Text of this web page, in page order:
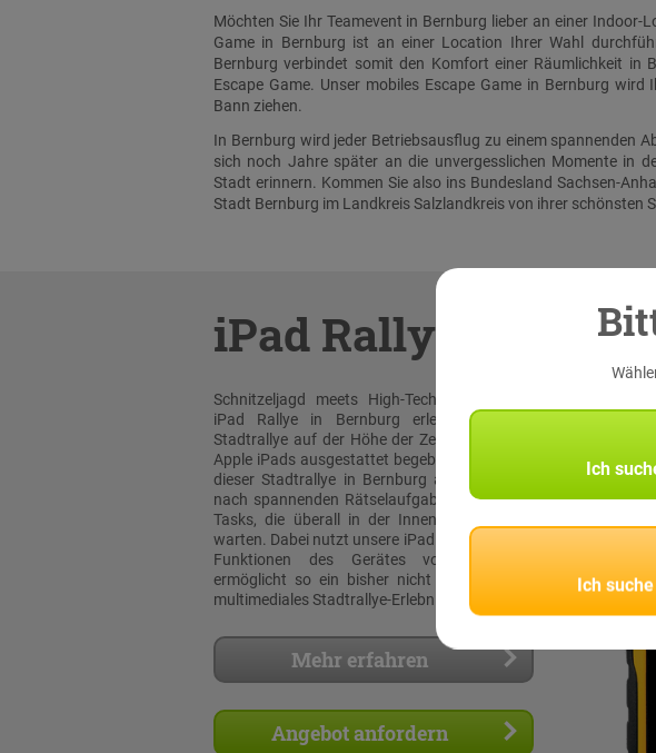
Möchten Sie Ihr Teamevent in Bernburg lieber an einer Indoor-
Game in Bernburg ist an einer Location Ihrer Wahl
Bernburg verbindet somit den Komfort einer Räumlichkeit in
Escape Game. Unser mobiles Escape Game in Bernburg wird
Bann ziehen.
In Bernburg wird jeder Betriebsausflug zu einem spannenden
sich noch Jahre später an die unvergesslichen Momente in
Stadt erinnern. Kommen Sie also ins Bundesland Sachsen-
Stadt Bernburg im Landkreis Salzlandkreis von ihrer schönsten
iPad Rallye
Schnitzeljagd meets High-Tech: Bei unserer
iPad Rallye in Bernburg erleben sie eine
Stadtrallye auf der Höhe der Zeit! Mit original
Apple iPads ausgestattet begeben Sie sich bei
dieser Stadtrallye in Bernburg auf die Suche
nach spannenden Rätselaufgaben und Team-
Tasks, die überall in der Innenstadt auf Sie
warten. Dabei nutzt unsere iPad Rallye App die
Funktionen des Gerätes voll aus und
ermöglicht so ein bisher nicht dagewesenes
multimediales Stadtrallye-Erlebnis!
Mehr erfahren
Angebot anfordern
Ich
Ich suche